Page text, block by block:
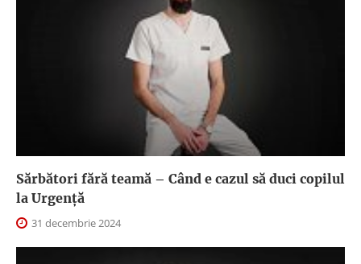
Sărbători fără teamă – Când e cazul să duci copilul
la Urgență
31 decembrie 2024